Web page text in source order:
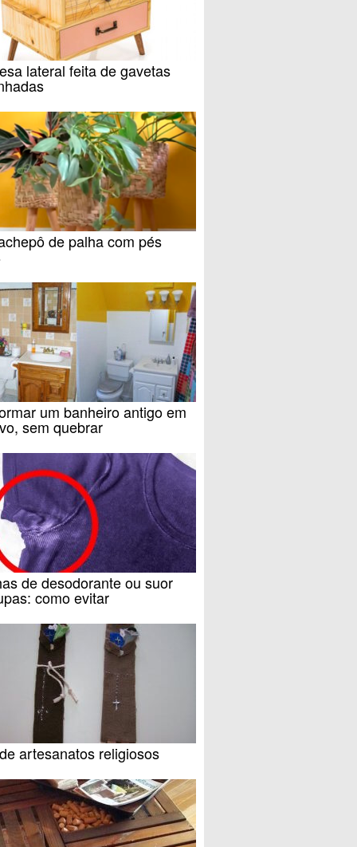
lateral feita de gavetas
de palha com pés
um banheiro antigo em
sem quebrar
de desodorante ou suor
como evitar
artesanatos religiosos